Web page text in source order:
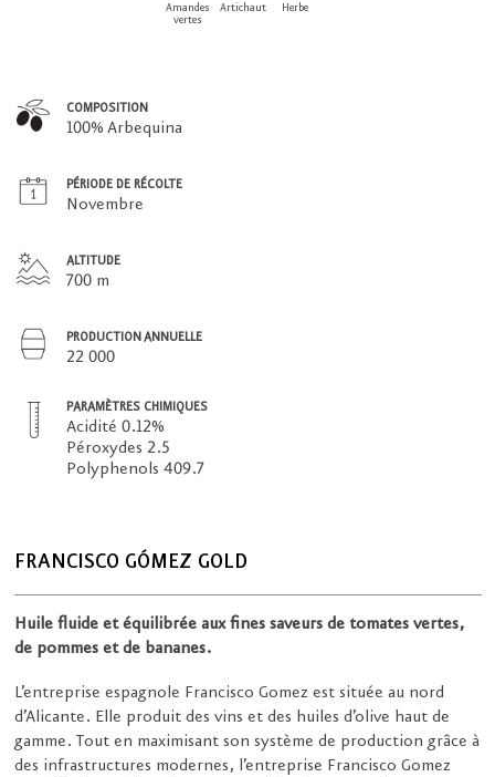
Amandes
vertes
Artichaut Herbe
COMPOSITION
100% Arbequina
PÉRIODE DE RÉCOLTE
Novembre
ALTITUDE
700 m
PRODUCTION ANNUELLE
22 000
PARAMÈTRES CHIMIQUES
Acidité 0.12%
Péroxydes 2.5
Polyphenols 409.7
FRANCISCO GÓMEZ GOLD
Huile fluide et équilibrée aux fines saveurs de tomates vertes,
de pommes et de bananes.
L’entreprise espagnole Francisco Gomez est située au nord
d’Alicante. Elle produit des vins et des huiles d’olive haut de
gamme. Tout en maximisant son système de production grâce à
des infrastructures modernes, l’entreprise Francisco Gomez